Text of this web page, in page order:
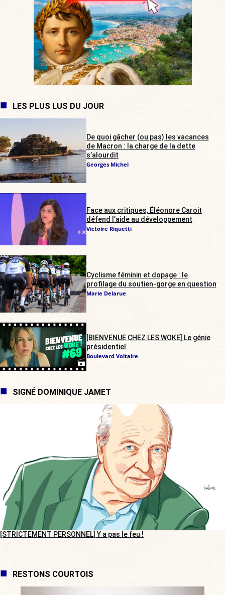
LES PLUS LUS DU JOUR
De quoi gâcher (ou pas) les vacances
de Macron : la charge de la dette
s’alourdit
Georges Michel
Face aux critiques, Éléonore Caroit
défend l’aide au développement
Victoire Riquetti
Cyclisme féminin et dopage : le
profilage du soutien-gorge en question
Marie Delarue
[BIENVENUE CHEZ LES WOKE] Le génie
présidentiel
Boulevard Voltaire
SIGNÉ DOMINIQUE JAMET
[STRICTEMENT PERSONNEL] Y a pas le feu !
RESTONS COURTOIS